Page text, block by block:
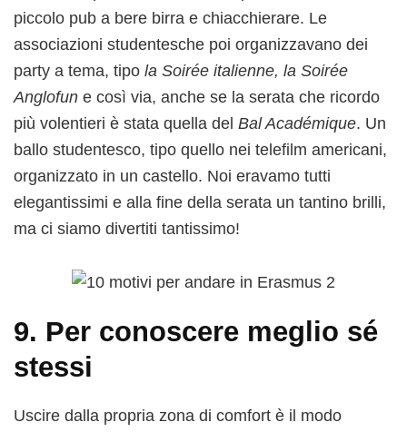
piccolo pub a bere birra e chiacchierare. Le
associazioni studentesche poi organizzavano dei
party a tema, tipo la Soirée italienne, la Soirée
Anglofun e così via, anche se la serata che ricordo
più volentieri è stata quella del Bal Académique. Un
ballo studentesco, tipo quello nei telefilm americani,
organizzato in un castello. Noi eravamo tutti
elegantissimi e alla fine della serata un tantino brilli,
ma ci siamo divertiti tantissimo!
9. Per conoscere meglio sé
stessi
Uscire dalla propria zona di comfort è il modo